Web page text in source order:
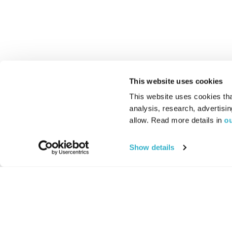
This website uses cookies
This website uses cookies
analysis, research,
allow. Read more details in
Show details